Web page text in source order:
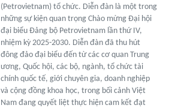
(Petrovietnam) tổ chức. Diễn đàn là một trong
những sự kiện quan trọng Chào mừng Đại hội
đại biểu Đảng bộ Petrovietnam lần thứ IV,
nhiệm kỳ 2025-2030. Diễn đàn đã thu hút
đông đảo đại biểu đến từ các cơ quan Trung
ương, Quốc hội, các bộ, ngành, tổ chức tài
chính quốc tế, giới chuyên gia, doanh nghiệp
và cộng đồng khoa học, trong bối cảnh Việt
Nam đang quyết liệt thực hiện cam kết đạt